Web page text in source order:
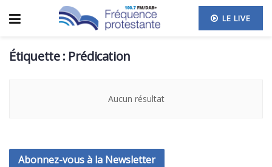
LE LIVE
Étiquette : Prédication
Aucun résultat
Abonnez-vous à la Newsletter